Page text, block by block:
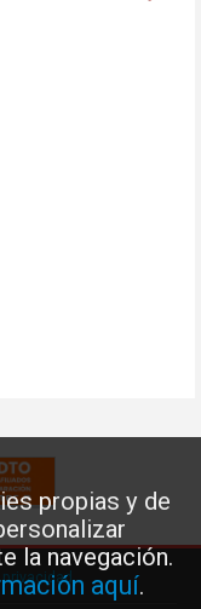
propias y de
la navegación.
aquí.